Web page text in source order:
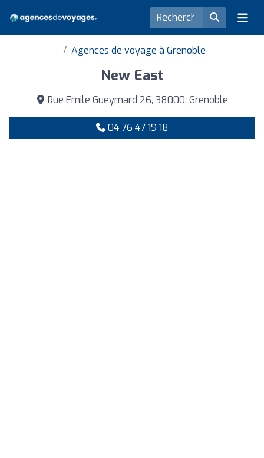
Agences de voyage à Grenoble
New East
Rue Emile Gueymard 26, 38000, Grenoble
04 76 47 19 18